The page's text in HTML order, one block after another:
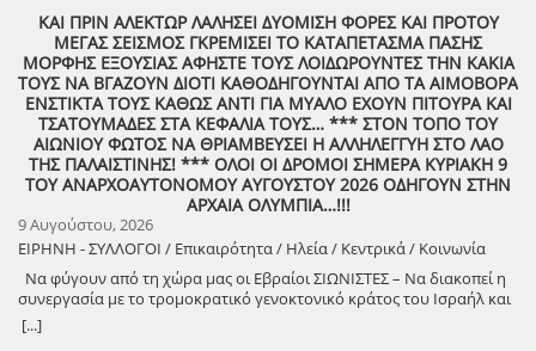
ευελπιστούμε να είναι μια συνάντηση ανθρώπων, μια κοινή ανάσα,
μια υπενθύμιση ότι ο πολιτισμός γεννιέται εκεί όπου μοιραζόμαστε,
ακούμε και δημιουργούμε μαζί. Την Δευτέρα 10 Αυγούστου, στις
21:00 , στήνουμε ξανά ένα Συμπόσιον Τέχνης, με «Ιστορίες και
Τραγούδια» , στον ξεχωριστό χώρο της πέτρινης εκκλησίας στα
Λαστέικα. Σας περιμένουμε κοντά μας! Γιάννης Κορίζης – Δημήτρης
Κορίζης Με την υποστήριξη του Δήμος Πύργου / Municipality Of
Pyrgos 2024 -2028
ΚΑΙ ΠΡΙΝ ΑΛΕΚΤΩΡ ΛΑΛΗΣΕΙ ΔΥΟΜΙΣΗ ΦΟΡΕΣ ΚΑΙ ΠΡΟΤΟΥ
ΜΕΓΑΣ ΣΕΙΣΜΟΣ ΓΚΡΕΜΙΣΕΙ ΤΟ ΚΑΤΑΠΕΤΑΣΜΑ ΠΑΣΗΣ
ΜΟΡΦΗΣ ΕΞΟΥΣΙΑΣ ΑΦΗΣΤΕ ΤΟΥΣ ΛΟΙΔΩΡΟΥΝΤΕΣ ΤΗΝ ΚΑΚΙΑ
ΤΟΥΣ ΝΑ ΒΓΑΖΟΥΝ ΔΙΟΤΙ ΚΑΘΟΔΗΓΟΥΝΤΑΙ ΑΠΟ ΤΑ ΑΙΜΟΒΟΡΑ
ΕΝΣΤΙΚΤΑ ΤΟΥΣ ΚΑΘΩΣ ΑΝΤΙ ΓΙΑ ΜΥΑΛΟ ΕΧΟΥΝ ΠΙΤΟΥΡΑ ΚΑΙ
ΤΣΑΤΟΥΜΑΔΕΣ ΣΤΑ ΚΕΦΑΛΙΑ ΤΟΥΣ… *** ΣΤΟΝ ΤΟΠΟ ΤΟΥ
ΑΙΩΝΙΟΥ ΦΩΤΟΣ ΝΑ ΘΡΙΑΜΒΕΥΣΕΙ Η ΑΛΛΗΛΕΓΓΥΗ ΣΤΟ ΛΑΟ
ΤΗΣ ΠΑΛΑΙΣΤΙΝΗΣ! *** ΟΛΟΙ ΟΙ ΔΡΟΜΟΙ ΣΗΜΕΡΑ ΚΥΡΙΑΚΗ 9
ΤΟΥ ΑΝΑΡΧΟΑΥΤΟΝΟΜΟΥ ΑΥΓΟΥΣΤΟΥ 2026 ΟΔΗΓΟΥΝ ΣΤΗΝ
ΑΡΧΑΙΑ ΟΛΥΜΠΙΑ…!!!
9 Αυγούστου, 2026
ΕΙΡΗΝΗ - ΣΥΛΛΟΓΟΙ / Επικαιρότητα / Ηλεία / Κεντρικά / Κοινωνία
Να φύγουν από τη χώρα μας οι Εβραίοι ΣΙΩΝΙΣΤΕΣ – Να διακοπεί η
συνεργασία με το τρομοκρατικό γενοκτονικό κράτος του Ισραήλ και
φέρτε πίσω στην Ελλάδα από τη Σαουδική Αραβία τους ελληνικούς
patriot!!
[...]